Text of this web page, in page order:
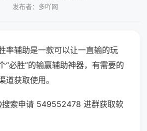
发布者：多吖网
率辅助是一款可以让一直输的玩
“必胜”的输赢辅助神器，有需要的
道获取使用。
搜索申请 549552478 进群获取软